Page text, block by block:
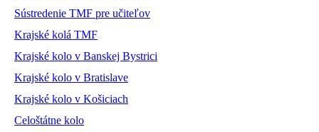
Sústredenie TMF pre učiteľov
Krajské kolá TMF
Krajské kolo v Banskej Bystrici
Krajské kolo v Bratislave
Krajské kolo v Košiciach
Celoštátne kolo